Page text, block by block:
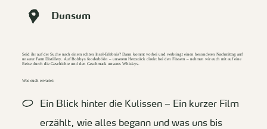
Dunsum
Seid ihr auf der Suche nach einem echten Insel-Erlebnis? Dann kommt vorbei und verbringt einen besonderen Nachmittag auf
unserer Farm Distillery. Auf Bobbys fooderböön – unserem Herzstück direkt bei den Fässern – nehmen wir euch mit auf eine
Reise durch die Geschichte und den Geschmack unseres Whiskys.
Was euch erwartet:
Ein Blick hinter die Kulissen – Ein kurzer Film
erzählt, wie alles begann und was uns bis